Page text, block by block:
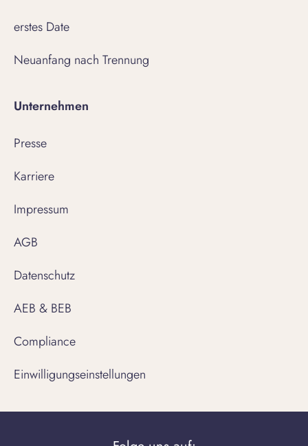
erstes Date
Neuanfang nach Trennung
Unternehmen
Presse
Karriere
Impressum
AGB
Datenschutz
AEB & BEB
Compliance
Einwilligungseinstellungen